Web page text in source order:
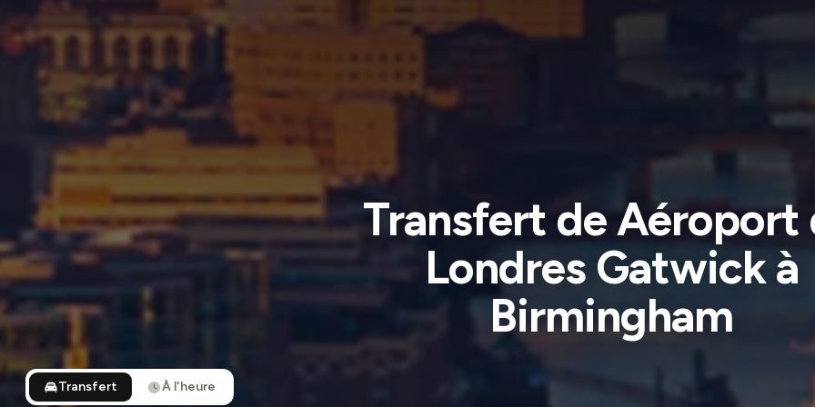
Transfert de Aéroport
Londres Gatwick à
Birmingham
Transfert À l'heure